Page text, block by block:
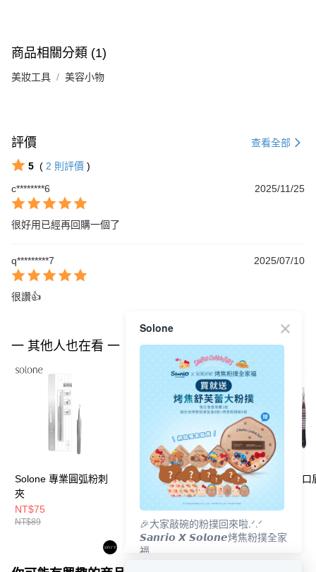
商品相關分類 (1)
美妝工具 美容小物
評價 查看全部
5 ( 2 則評價 )
c********6
2025/11/25
很好用已經再回購一個了
q*********7 2025/07/10
很讚👍
一 其他人也在看 一
Solone 專業圓弧粉刺
夾
NT$75
NT$89
Solone 專業斜口眉夾
NT$75
NT$89
Solone 精巧斜口
NT$39
NT$46
Solone
🎉大家敲碗的粉撲回來啦.ᐟ‪‪.ᐟ
𝙎𝙖𝙣𝙧𝙞𝙤 𝙓 𝙎𝙤𝙡𝙤𝙣𝙚烤焦粉撲全家
福